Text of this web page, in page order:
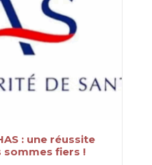
: une réussite
fiers !